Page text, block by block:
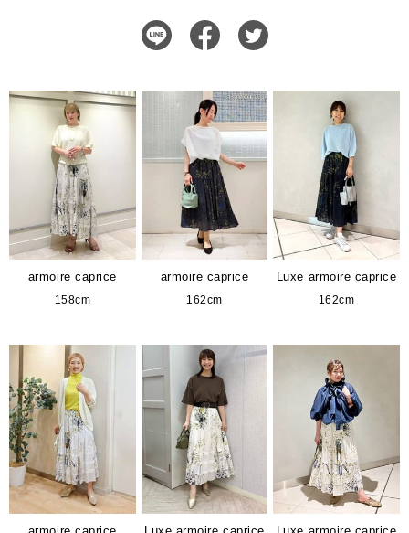
armoire caprice
158cm
armoire caprice
162cm
Luxe armoire caprice
162cm